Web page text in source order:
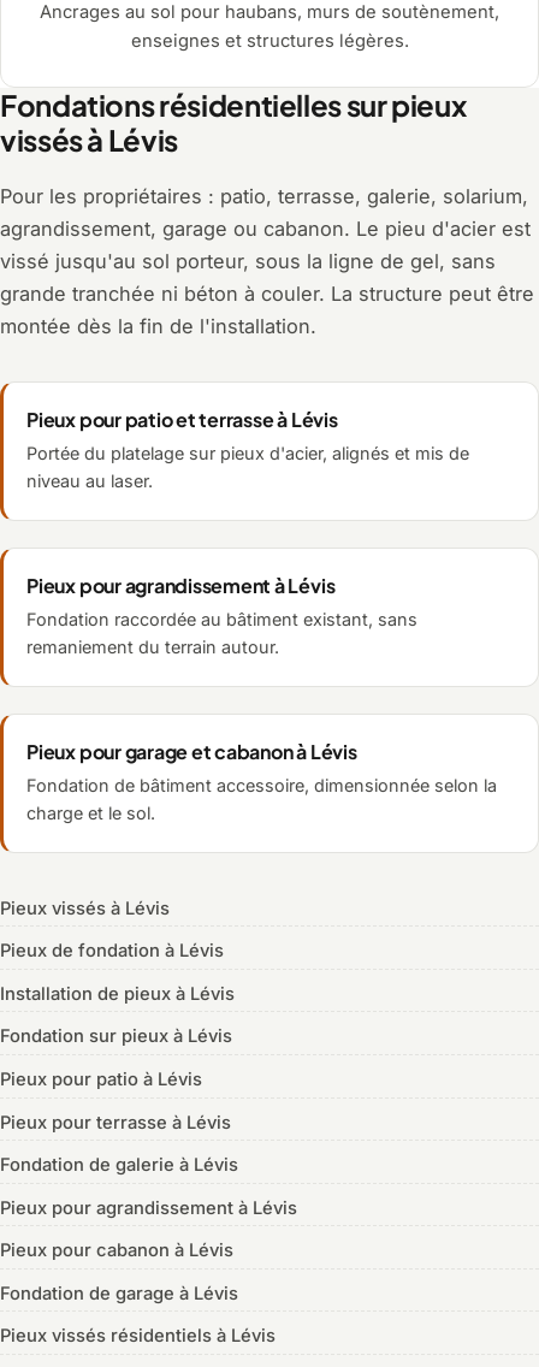
Ancrages au sol pour haubans, murs de soutènement,
enseignes et structures légères.
Fondations résidentielles sur pieux
vissés à Lévis
Pour les propriétaires : patio, terrasse, galerie, solarium,
agrandissement, garage ou cabanon. Le pieu d'acier est
vissé jusqu'au sol porteur, sous la ligne de gel, sans
grande tranchée ni béton à couler. La structure peut être
montée dès la fin de l'installation.
Pieux pour patio et terrasse à Lévis
Portée du platelage sur pieux d'acier, alignés et mis de
niveau au laser.
Pieux pour agrandissement à Lévis
Fondation raccordée au bâtiment existant, sans
remaniement du terrain autour.
Pieux pour garage et cabanon à Lévis
Fondation de bâtiment accessoire, dimensionnée selon la
charge et le sol.
Pieux vissés à Lévis
Pieux de fondation à Lévis
Installation de pieux à Lévis
Fondation sur pieux à Lévis
Pieux pour patio à Lévis
Pieux pour terrasse à Lévis
Fondation de galerie à Lévis
Pieux pour agrandissement à Lévis
Pieux pour cabanon à Lévis
Fondation de garage à Lévis
Pieux vissés résidentiels à Lévis